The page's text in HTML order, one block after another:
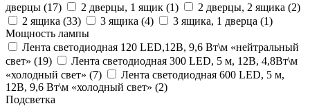
дверцы (17) 2 дверцы, 1 ящик (1) 2 дверцы, 2 ящика (2)
2 ящика (33) 3 ящика (4) 3 ящика, 1 дверца (1)
Мощность лампы
Лента светодиодная 120 LED,12В, 9,6 Вт\м «нейтральный
свет» (19)
Лента светодиодная 300 LED, 5 м, 12В, 4,8Вт\м
«холодный свет» (7)
Лента светодиодная 600 LED, 5 м,
12В, 9,6 Вт\м «холодный свет» (2)
Подсветка